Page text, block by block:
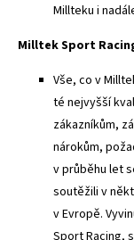
Millteku i
Milltek Sport
Vše, co v
té nejvyšší
zákazníkům,
nárokům,
v průběhu let
soutěžili v
v Evropě.
Sport Racing,